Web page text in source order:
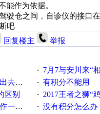
能作为依据。
仓之间，自诊仪的接口
吧
回复楼主 举报
· 7月7与安川来“
别注意啊 · 有积分不能用
区别 · 2017王者之狮“鸡”情签到
还原系统。 · 没有积分怎么办